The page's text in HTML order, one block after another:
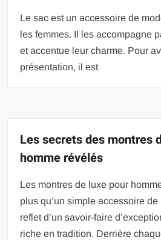
Le sac est un accessoire de
les femmes. Il les accompagne
et accentue leur charme. Pour
présentation, il est
Les secrets des montres
homme révélés
Les montres de luxe pour
plus qu’un simple accessoire
reflet d’un savoir-faire
riche en tradition. Derrière